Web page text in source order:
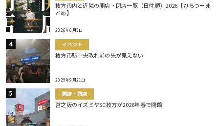
枚方市内と近隣の開店・閉店一覧（日付順）2026【ひらつーま
とめ】
2026年8月3日
イベント
枚方市駅中央改札前の先が見えない
2025年9月21日
開店・閉店
宮之阪のイズミヤSC枚方が2026年春で閉館